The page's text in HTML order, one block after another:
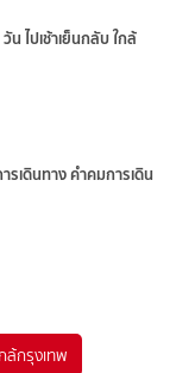
ไปเช้าเย็นกลับ ใกล้
เดินทาง คำคมการเดิน
ล้กรุงเทพ